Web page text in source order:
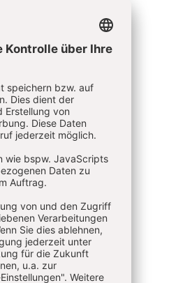
Dieser
Die
einer Klärung
und
Anschein der
des
sind. „Die Welt
zu einer
zu werden“
als Ort
ins Feld der